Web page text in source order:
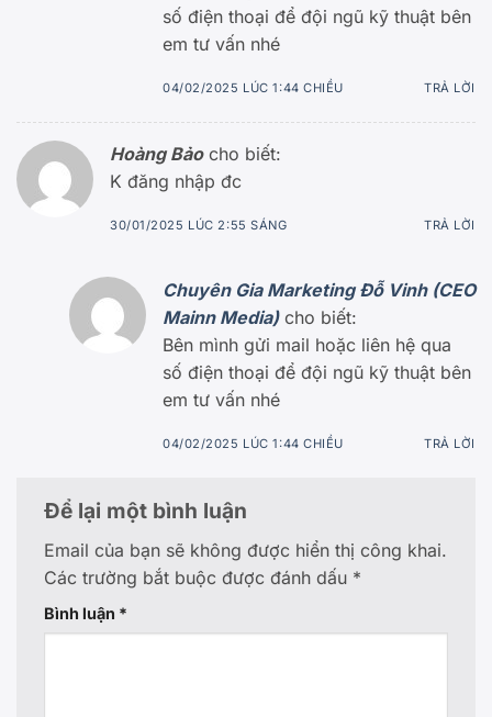
số điện thoại để đội ngũ kỹ thuật bên
em tư vấn nhé
04/02/2025 LÚC 1:44 CHIỀU TRẢ LỜI
Hoàng Bảo cho biết:
K đăng nhập đc
30/01/2025 LÚC 2:55 SÁNG TRẢ LỜI
Chuyên Gia Marketing Đỗ Vinh (CEO
Mainn Media) cho biết:
Bên mình gửi mail hoặc liên hệ qua
số điện thoại để đội ngũ kỹ thuật bên
em tư vấn nhé
04/02/2025 LÚC 1:44 CHIỀU TRẢ LỜI
Để lại một bình luận
Email của bạn sẽ không được hiển thị công khai.
Các trường bắt buộc được đánh dấu *
Bình luận *